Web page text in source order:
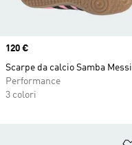
Price
120 €
Scarpe da calcio Samba Messi
Performance
3 colori